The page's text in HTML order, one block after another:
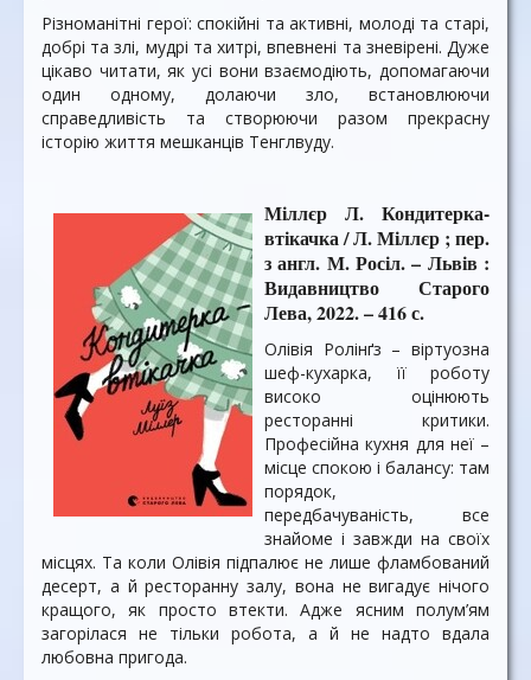
Різноманітні герої: спокійні та активні, молоді та старі,
добрі та злі, мудрі та хитрі, впевнені та зневірені. Дуже
цікаво читати, як усі вони взаємодіють, допомагаючи
один одному, долаючи зло, встановлюючи
справедливість та створюючи разом прекрасну
історію життя мешканців Тенглвуду.
Міллєр Л. Кондитерка-
втікачка / Л. Міллєр ; пер.
з англ. М. Росіл. – Львів :
Видавництво Старого
Лева, 2022. – 416 с.
Олівія Ролінґз – віртуозна
шеф-кухарка, її роботу
високо оцінюють
ресторанні критики.
Професійна кухня для неї –
місце спокою і балансу: там
порядок,
передбачуваність, все
знайоме і завжди на своїх
місцях. Та коли Олівія підпалює не лише фламбований
десерт, а й ресторанну залу, вона не вигадує нічого
кращого, як просто втекти. Адже ясним полум’ям
загорілася не тільки робота, а й не надто вдала
любовна пригода.